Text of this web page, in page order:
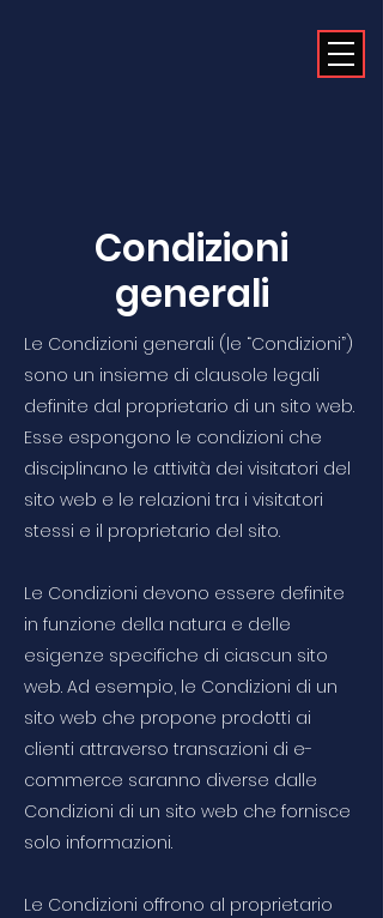
Condizioni
generali
Le Condizioni generali (le “Condizioni”)
sono un insieme di clausole legali
definite dal proprietario di un sito web.
Esse espongono le condizioni che
disciplinano le attività dei visitatori del
sito web e le relazioni tra i visitatori
stessi e il proprietario del sito.
Le Condizioni devono essere definite
in funzione della natura e delle
esigenze specifiche di ciascun sito
web. Ad esempio, le Condizioni di un
sito web che propone prodotti ai
clienti attraverso transazioni di e-
commerce saranno diverse dalle
Condizioni di un sito web che fornisce
solo informazioni.
Le Condizioni offrono al proprietario